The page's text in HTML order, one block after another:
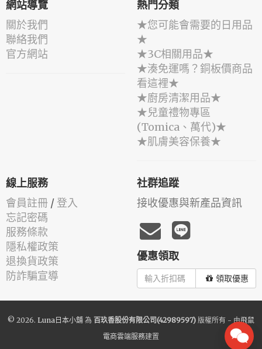
網站導覽
關於我們
聯絡我們
官方網站
熱門分類
★您可能會需要的日用品
★
★3C相關用品★
★湊免運嗎？銅板價商品
看這裡★
★廚房清潔用品★
★兒童禮物專區
(Tomica、萬代)★
★肌膚美容保養★
線上服務
會員註冊 / 登入
忘記密碼
服務條款
隱私權政策
退換貨政策
防詐騙宣導
社群追蹤
接收優惠與新產品資訊
優惠領取
領取優惠
© 2026. Luna日本小舖 為 百玖香股份有限公司(42989597) 版權所有 - 由飛鼠
電商雲端服務建置